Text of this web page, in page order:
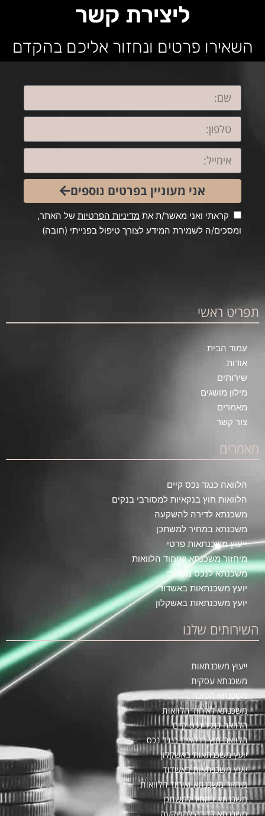
ליצירת קשר
השאירו פרטים ונחזור אליכם בהקדם
אני מעוניין בפרטים נוספים
קראתי ואני מאשר/ת את מדיניות הפרטיות של האתר,
ומסכים/ה לשמירת המידע לצורך טיפול בפנייתי (חובה)
תפריט ראשי
עמוד הבית
אודות
שירותים
מילון מושגים
מאמרים
צור קשר
מאמרים
הלוואה כנגד נכס קיים
הלוואות חוץ בנקאיות למסורבי בנקים
משכנתא לדירה להשקעה
משכנתא במחיר למשתכן
ייעוץ משכנתאות פרטי
מיחזור משכנתא ואיחוד הלוואות
משכנתא לנכס מסחרי
יועץ משכנתאות באשדוד
יועץ משכנתאות באשקלון
השירותים שלנו
ייעוץ משכנתאות
משכנתא עסקית
משכנתא הפוכה
משכנתא לאיחוד הלוואות
הלוואה כנגד נכס קיים
הלוואה חוץ בנקאית כנגד נכס
יועץ משכנתאות באשקלון
יועץ משכנתאות באשדוד
מיחזור משכנתא ואיחוד הלוואות
משכנתא במחיר למשתכן